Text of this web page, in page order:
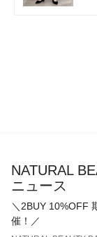
NATURAL
ニュース
＼2BUY 10%OFF
催！／